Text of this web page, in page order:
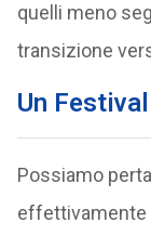
quelli meno
transizione
Un
Possiamo
effettivamente